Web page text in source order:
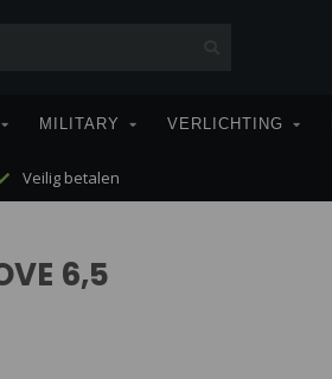
MILITARY VERLICHTING
Veilig betalen
6,5